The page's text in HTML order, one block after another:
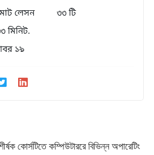
লেসন
৩৩ টি
মিনিট.
১৯
কোর্সটিতে কম্পিউটাররে বিভিন্ন অপারেটিং